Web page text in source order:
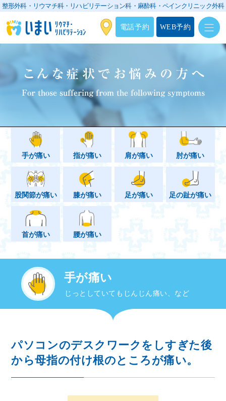
整形外科・リウマチ科・リハビリテーション科・ 麻酔科・ペインクリニック外科
電話予約 WEB予約
こんな症状でお悩みの方へ
For those suffering from the following symptoms
手が痛い 指が痛い 肩が痛い 肘が痛い
股関節が痛い 膝が痛い 足が痛い 足の趾が痛い
首が痛い 腰が痛い
手が痛い
じっとしていてもじんじん痛い、など
パソコンのデスクワークをしすぎた後
から母指の付け根のところが痛い。